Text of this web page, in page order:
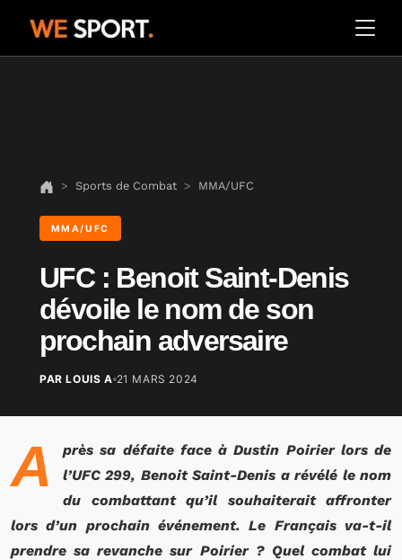
Sports de Combat MMA/UFC
MMA/UFC
UFC : Benoit Saint-Denis
dévoile le nom de son
prochain adversaire
PAR LOUIS A 21 MARS 2024
A
près sa défaite face à Dustin Poirier lors de
l’UFC 299, Benoit Saint-Denis a révélé le nom
du combattant qu’il souhaiterait affronter
lors d’un prochain événement. Le Français va-t-il
prendre sa revanche sur Poirier ? Quel combat lui